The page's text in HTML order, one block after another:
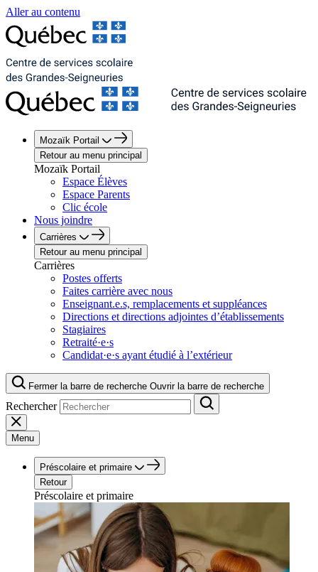
Aller au contenu
Mozaïk Portail
Retour au menu principal
Mozaïk Portail
Espace Élèves
Espace Parents
Clic école
Nous joindre
Carrières
Retour au menu principal
Carrières
Postes offerts
Faites carrière avec nous
Enseignant.e.s, remplacements et suppléances
Directions et directions adjointes d’établissements
Stagiaires
Retraité·e·s
Candidat·e·s ayant étudié à l’extérieur
Fermer la barre de recherche Ouvrir la barre de recherche
Rechercher
Menu
Préscolaire et primaire
Retour
Préscolaire et primaire